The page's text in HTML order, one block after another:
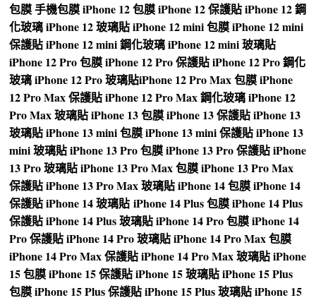
包膜手機包膜iPhone 12 包膜iPhone 12 保護貼iPhone 12 鋼
化玻璃iPhone 12 玻璃貼iPhone 12 mini 包膜iPhone 12 mini
保護貼iPhone 12 mini 鋼化玻璃iPhone 12 mini 玻璃貼
iPhone 12 Pro 包膜iPhone 12 Pro 保護貼iPhone 12 Pro 鋼化
玻璃iPhone 12 Pro 玻璃貼iPhone 12 Pro Max 包膜iPhone
12 Pro Max 保護貼iPhone 12 Pro Max 鋼化玻璃iPhone 12
Pro Max 玻璃貼iPhone 13 包膜iPhone 13 保護貼iPhone 13
玻璃貼iPhone 13 mini 包膜iPhone 13 mini 保護貼iPhone 13
mini 玻璃貼iPhone 13 Pro 包膜iPhone 13 Pro 保護貼iPhone
13 Pro 玻璃貼iPhone 13 Pro Max 包膜iPhone 13 Pro Max
保護貼iPhone 13 Pro Max 玻璃貼iPhone 14 包膜iPhone 14
保護貼iPhone 14 玻璃貼iPhone 14 Plus 包膜iPhone 14 Plus
保護貼iPhone 14 Plus 玻璃貼iPhone 14 Pro 包膜iPhone 14
Pro 保護貼iPhone 14 Pro 玻璃貼iPhone 14 Pro Max 包膜
iPhone 14 Pro Max 保護貼iPhone 14 Pro Max 玻璃貼iPhone
15 包膜iPhone 15 保護貼iPhone 15 玻璃貼iPhone 15 Plus
包膜iPhone 15 Plus 保護貼iPhone 15 Plus 玻璃貼iPhone 15